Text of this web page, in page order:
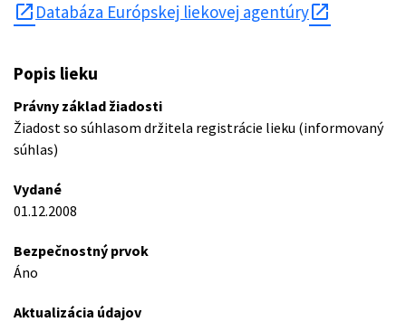
open_in_new Databáza Európskej liekovej agentúry
Popis lieku
Právny základ žiadosti
Žiadost so súhlasom držitela registrácie lieku (informovaný
súhlas)
Vydané
01.12.2008
Bezpečnostný prvok
Áno
Aktualizácia údajov